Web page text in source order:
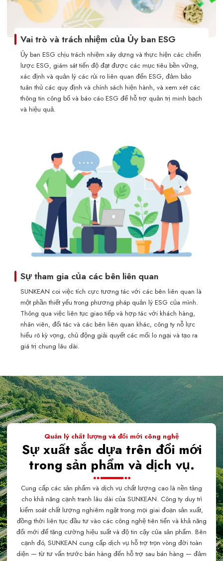
Vai trò và trách nhiệm của Ủy ban ESG
Ủy ban ESG chịu trách nhiệm xây dựng và thực hiện các chiến
lược ESG, giám sát tiến độ đạt được các mục tiêu bền vững,
xác định và quản lý các rủi ro liên quan đến ESG, đảm bảo
tuân thủ các quy định và chính sách hiện hành, và xem xét các
thông tin công bố và báo cáo ESG để hỗ trợ quản trị minh bạch
và hiệu quả.
Sự tham gia của các bên liên quan
SUNKEAN coi việc tích cực tương tác với các bên liên quan là
một phần thiết yếu trong phương pháp quản lý ESG của mình.
Thông qua việc liên tục giao tiếp và hợp tác với khách hàng,
nhân viên, đối tác và các bên liên quan khác, công ty nỗ lực
hiểu rõ kỳ vọng, chủ động giải quyết các mối lo ngại và tạo ra
giá trị chung lâu dài.
Quản lý chất lượng và đổi mới công nghệ
Sự xuất sắc dựa trên đổi mới
trong sản phẩm và dịch vụ.
Cung cấp các sản phẩm và dịch vụ chất lượng cao là nền tảng
cho khả năng cạnh tranh lâu dài của SUNKEAN. Công ty duy trì
kiểm soát chất lượng nghiêm ngặt trong mọi giai đoạn sản xuất,
đồng thời liên tục đầu tư vào các công nghệ tiên tiến và khả năng
đổi mới để tăng cường hiệu suất và độ tin cậy của sản phẩm. Bên
cạnh đó, SUNKEAN cung cấp dịch vụ hỗ trợ trọn vòng đời toàn
diện — từ tư vấn trước bán hàng đến hỗ trợ sau bán hàng — đảm